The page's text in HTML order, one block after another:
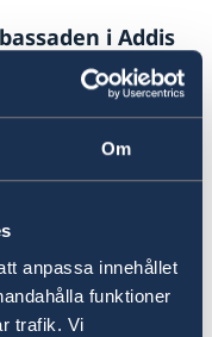
Om
anpassa innehållet
funktioner
trafik. Vi
i Addis
och tider:
19.00